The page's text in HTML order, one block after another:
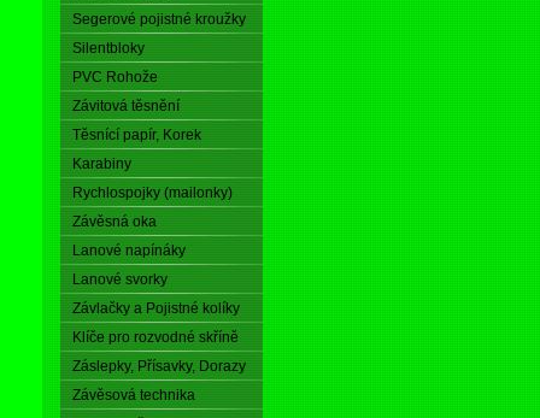
Segerové pojistné kroužky
Silentbloky
PVC Rohože
Závitová těsnění
Těsnící papír, Korek
Karabiny
Rychlospojky (mailonky)
Závěsná oka
Lanové napínáky
Lanové svorky
Závlačky a Pojistné kolíky
Klíče pro rozvodné skříně
Záslepky, Přísavky, Dorazy
Závěsová technika